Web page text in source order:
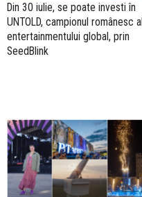
Din 30 iulie, se poate investi în
UNTOLD, campionul românesc al
entertainmentului global, prin
SeedBlink